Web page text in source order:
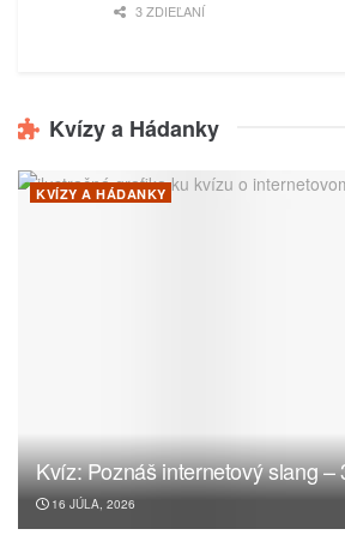
3 ZDIEĽANÍ
Kvízy a Hádanky
KVÍZY A HÁDANKY
Kvíz: Poznáš internetový slang –
16 JÚLA, 2026